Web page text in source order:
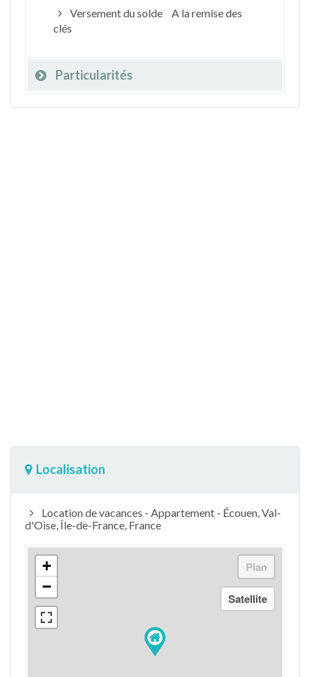
Versement du solde
A la remise des
clés
Particularités
Localisation
Location de vacances - Appartement - Écouen, Val-
d'Oise, Île-de-France, France
+
−